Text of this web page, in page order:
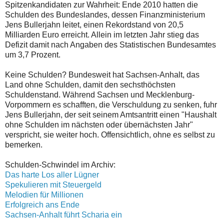
Spitzenkandidaten zur Wahrheit: Ende 2010 hatten die
Schulden des Bundeslandes, dessen Finanzministerium
Jens Bullerjahn leitet, einen Rekordstand von 20,5
Milliarden Euro erreicht. Allein im letzten Jahr stieg das
Defizit damit nach Angaben des Statistischen Bundesamtes
um 3,7 Prozent.
Keine Schulden? Bundesweit hat Sachsen-Anhalt, das
Land ohne Schulden, damit den sechsthöchsten
Schuldenstand. Während Sachsen und Mecklenburg-
Vorpommern es schafften, die Verschuldung zu senken, fuhr
Jens Bullerjahn, der seit seinem Amtsantritt einen "Haushalt
ohne Schulden im nächsten oder übernächsten Jahr"
verspricht, sie weiter hoch. Offensichtlich, ohne es selbst zu
bemerken.
Schulden-Schwindel im Archiv:
Das harte Los aller Lügner
Spekulieren mit Steuergeld
Melodien für Millionen
Erfolgreich ans Ende
Sachsen-Anhalt führt Scharia ein